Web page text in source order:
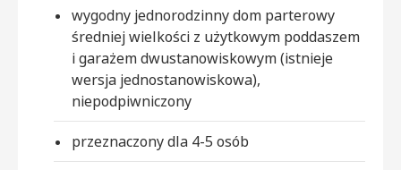
wygodny jednorodzinny dom parterowy
średniej wielkości z użytkowym poddaszem
i garażem dwustanowiskowym (istnieje
wersja jednostanowiskowa),
niepodpiwniczony
przeznaczony dla 4-5 osób